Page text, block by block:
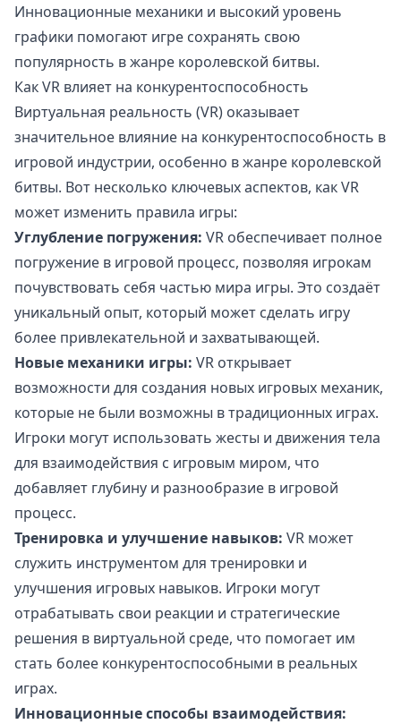
Инновационные механики и высокий уровень
графики помогают игре сохранять свою
популярность в жанре королевской битвы.
Как VR влияет на конкурентоспособность
Виртуальная реальность (VR) оказывает
значительное влияние на конкурентоспособность в
игровой индустрии, особенно в жанре королевской
битвы. Вот несколько ключевых аспектов, как VR
может изменить правила игры:
Углубление погружения: VR обеспечивает полное
погружение в игровой процесс, позволяя игрокам
почувствовать себя частью мира игры. Это создаёт
уникальный опыт, который может сделать игру
более привлекательной и захватывающей.
Новые механики игры: VR открывает
возможности для создания новых игровых механик,
которые не были возможны в традиционных играх.
Игроки могут использовать жесты и движения тела
для взаимодействия с игровым миром, что
добавляет глубину и разнообразие в игровой
процесс.
Тренировка и улучшение навыков: VR может
служить инструментом для тренировки и
улучшения игровых навыков. Игроки могут
отрабатывать свои реакции и стратегические
решения в виртуальной среде, что помогает им
стать более конкурентоспособными в реальных
играх.
Инновационные способы взаимодействия: